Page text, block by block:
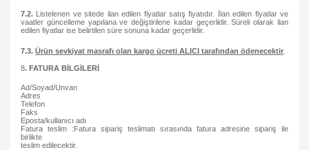
7.2. Listelenen ve sitede ilan edilen fiyatlar satış fiyatıdır. İlan edilen fiyatlar ve
vaatler güncelleme yapılana ve değiştirilene kadar geçerlidir. Süreli olarak ilan
edilen fiyatlar ise belirtilen süre sonuna kadar geçerlidir.
7.3. Ürün sevkiyat masrafı olan kargo ücreti ALICI tarafından ödenecektir.
8. FATURA BİLGİLERİ
Ad/Soyad/Unvan
Adres
Telefon
Faks
Eposta/kullanıcı adı
Fatura teslim :Fatura sipariş teslimatı sırasında fatura adresine sipariş ile
birlikte
teslim edilecektir.